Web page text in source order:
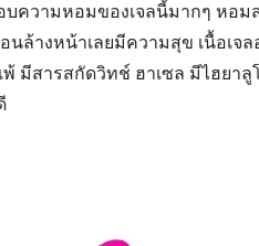
บความหอมของเจลนี้มากๆ หอม
ล้างหน้าเลยมีความสุข เนื้อเจ
พ้ มีสารสกัดวิทช์ ฮาเซล มีไฮยา